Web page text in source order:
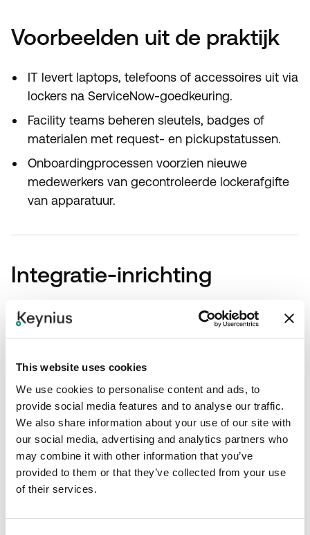
This website uses cookies
We use cookies to personalise content and ads, to
provide social media features and to analyse our traffic.
We also share information about your use of our site with
our social media, advertising and analytics partners who
may combine it with other information that you’ve
provided to them or that they’ve collected from your use
of their services.
Voorbeelden uit de praktijk
IT levert laptops, telefoons of accessoires uit via
lockers na ServiceNow-goedkeuring.
Facility teams beheren sleutels, badges of
materialen met request- en pickupstatussen.
Onboardingprocessen voorzien nieuwe
medewerkers van gecontroleerde lockerafgifte
van apparatuur.
Integratie-inrichting
Stap 1
Stap 2
Map gebruikers, assets, tickets, locaties, lockerbanken en
notificaties.
Stap 3
Configureer ServiceNow API- of Integration Hub-toegang